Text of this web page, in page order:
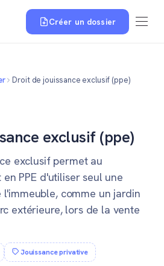
Créer un dossier
Droit de jouissance exclusif (ppe)
exclusif (ppe)
exclusif permet au
PPE d'utiliser seul une
comme un jardin
extérieure, lors de la vente
Jouissance privative